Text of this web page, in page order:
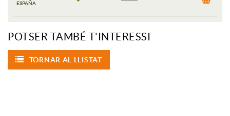
ESPAÑA
POTSER TAMBÉ T'INTERESSI
TORNAR AL LLISTAT